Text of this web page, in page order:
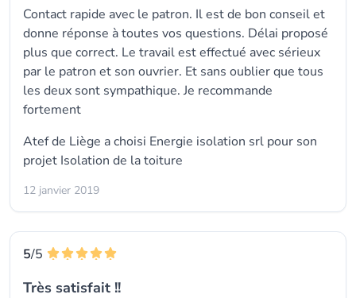
Contact rapide avec le patron. Il est de bon conseil et
donne réponse à toutes vos questions. Délai proposé
plus que correct. Le travail est effectué avec sérieux
par le patron et son ouvrier. Et sans oublier que tous
les deux sont sympathique. Je recommande
fortement
Atef de Liège a choisi Energie isolation srl pour son
projet Isolation de la toiture
12 janvier 2019
5/5
Très satisfait !!